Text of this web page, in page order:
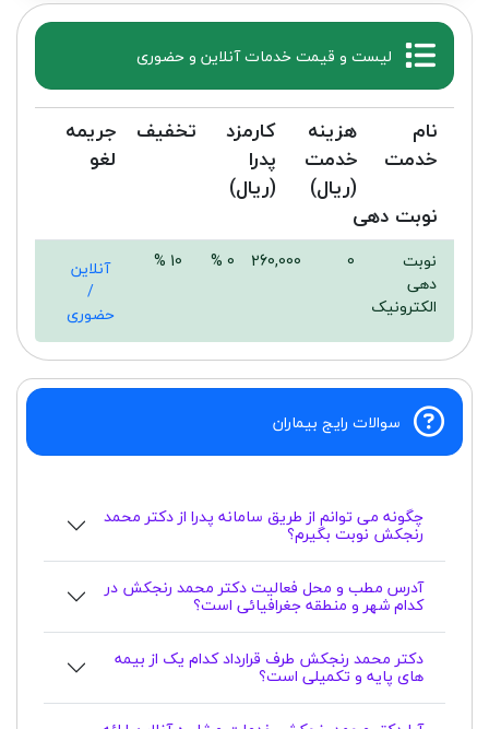
لیست و قیمت خدمات آنلاین و حضوری
نام
خدمت
هزینه
خدمت
(ریال)
کارمزد
پدرا
(ریال)
تخفیف
جریمه
لغو
نوبت دهی
نوبت
دهی
الکترونیک
0
260,000
0 %
10 %
آنلاین
/
حضوری
سوالات رایج بیماران
چگونه می توانم از طریق سامانه پدرا از دکتر محمد
رنجکش نوبت بگیرم؟
آدرس مطب و محل فعالیت دکتر محمد رنجکش در
کدام شهر و منطقه جغرافیائی است؟
دکتر محمد رنجکش طرف قرارداد کدام یک از بیمه
های پایه و تکمیلی است؟